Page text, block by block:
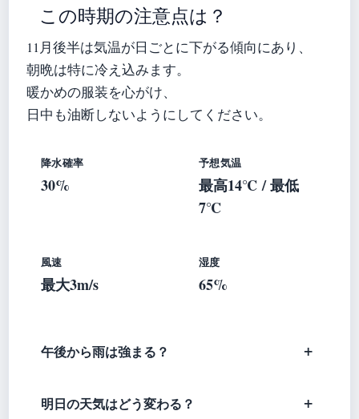
この時期の注意点は？
11月後半は気温が日ごとに下がる傾向にあり、
朝晩は特に冷え込みます。
暖かめの服装を心がけ、
日中も油断しないようにしてください。
降水確率
30%
予想気温
最高14℃ / 最低
7℃
風速
最大3m/s
湿度
65%
午後から雨は強まる？
明日の天気はどう変わる？